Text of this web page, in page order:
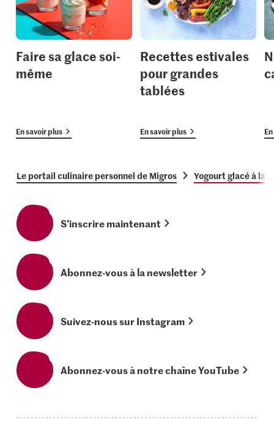
Faire sa glace soi-
même
En savoir plus
Recettes estivales
pour grandes
tablées
En savoir plus
Le portail culinaire personnel de Migros Yogourt glacé à la
S’inscrire maintenant
Abonnez-vous à la newsletter
Suivez-nous sur Instagram
Abonnez-vous à notre chaîne YouTube